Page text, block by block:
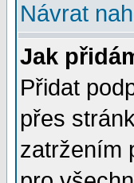
Návrat
Jak
Přidat
přes
zatržením